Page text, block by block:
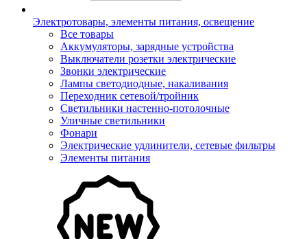
Электротовары, элементы питания, освещение
Все товары
Аккумуляторы, зарядные устройства
Выключатели розетки электрические
Звонки электрические
Лампы светодиодные, накаливания
Переходник сетевой/тройник
Светильники настенно-потолочные
Уличные светильники
Фонари
Электрические удлинители, сетевые фильтры
Элементы питания